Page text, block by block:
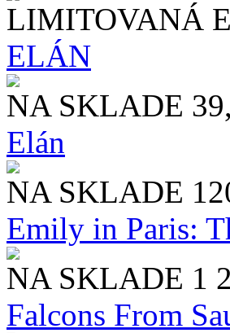
LIMITOVANÁ
ELÁN
NA SKLADE
Elán
NA SKLADE
Emily in Paris:
NA SKLADE 1
Falcons From